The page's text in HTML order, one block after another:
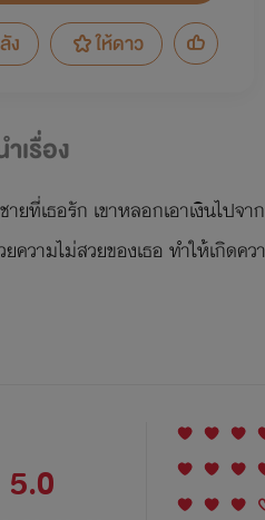
ง
ให้ดาว
เรื่อง
ยที่เธอรัก เขาหลอกเอาเงินไป
ยความไม่สวยของเธอ ทำให้เกิดค
5.0